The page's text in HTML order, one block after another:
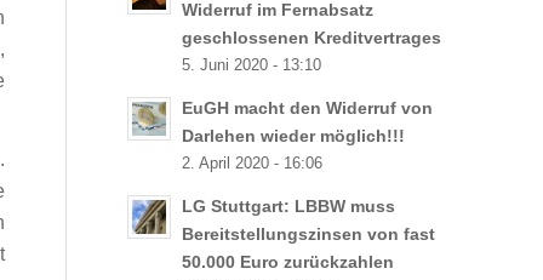
Widerruf im Fernabsatz
geschlossenen Kreditvertrages
5. Juni 2020 - 13:10
EuGH macht den Widerruf von
Darlehen wieder möglich!!!
2. April 2020 - 16:06
LG Stuttgart: LBBW muss
Bereitstellungszinsen von fast
50.000 Euro zurückzahlen